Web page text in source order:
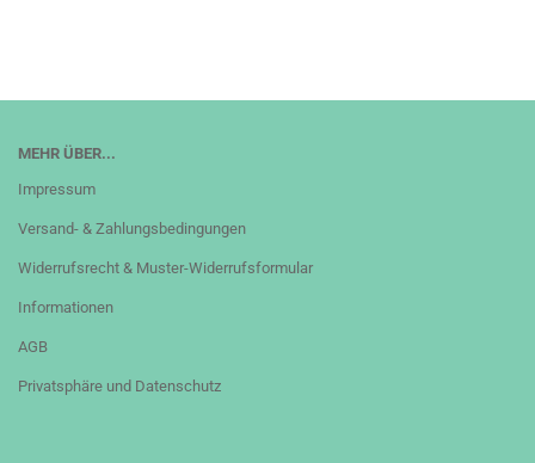
MEHR ÜBER...
Impressum
Versand- & Zahlungsbedingungen
Widerrufsrecht & Muster-Widerrufsformular
Informationen
AGB
Privatsphäre und Datenschutz